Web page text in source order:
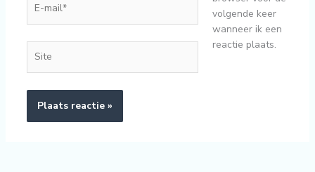
mail*
volgende keer
wanneer ik een
reactie plaats.